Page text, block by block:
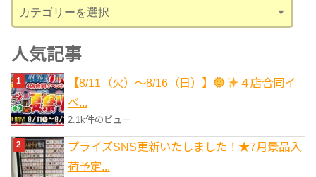
テ
ゴ
リ
ー
人気記事
【8/11（火）～8/16（日）】
４店合同イ
ベ...
2.1k件のビュー
プライズSNS更新いたしました！★7月景品入
荷予定...